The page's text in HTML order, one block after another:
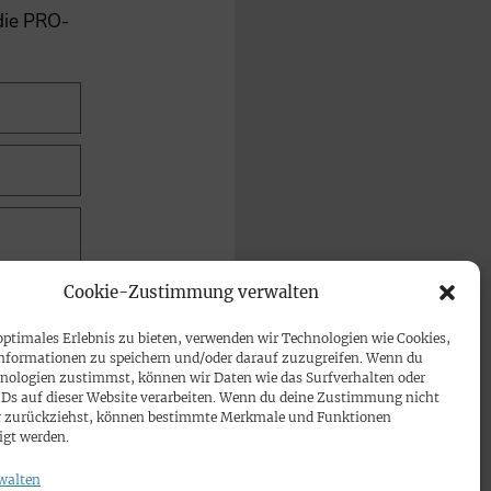
Cookie-Zustimmung verwalten
Erlebnis zu bieten, verwenden wir Technologien wie Cookies,
zu speichern und/oder darauf zuzugreifen. Wenn du
zustimmst, können wir Daten wie das Surfverhalten oder
auf dieser Website verarbeiten. Wenn du deine Zustimmung nicht
zurückziehst, können bestimmte Merkmale und Funktionen
werden.
PRO-